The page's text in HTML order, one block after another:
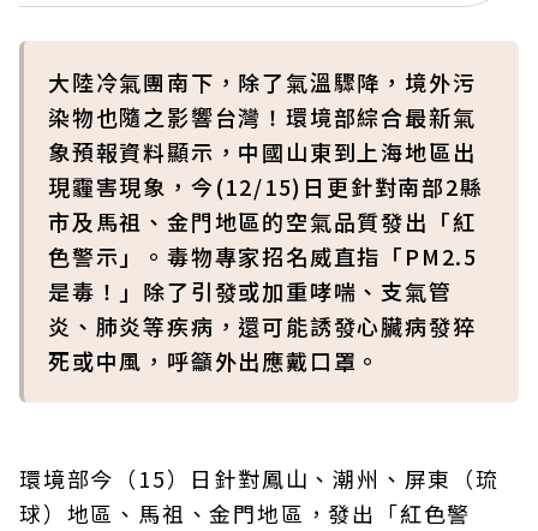
大陸冷氣團南下，除了氣溫驟降，境外污
染物也隨之影響台灣！環境部綜合最新氣
象預報資料顯示，中國山東到上海地區出
現霾害現象，今(12/15)日更針對南部2縣
市及馬祖、金門地區的空氣品質發出「紅
色警示」。毒物專家招名威直指「PM2.5
是毒！」除了引發或加重哮喘、支氣管
炎、肺炎等疾病，還可能誘發心臟病發猝
死或中風，呼籲外出應戴口罩。
環境部今（15）日針對鳳山、潮州、屏東（琉
球）地區、馬祖、金門地區，發出「紅色警